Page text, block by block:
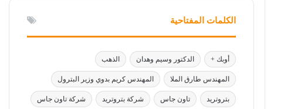
الكلمات المفتاحية
أوبك + الدكتور وسيم وهدان الذهب
المهندس طارق الملا المهندس كريم بدوي وزير البترول
بتروتريد تاون جاس شركة بتروتريد شركة تاون جاس